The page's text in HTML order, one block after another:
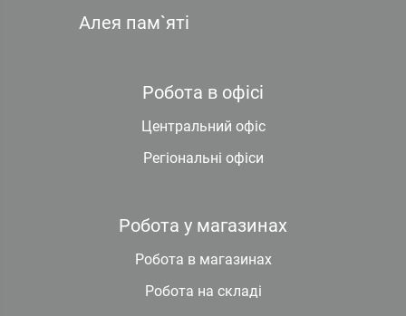
Алея пам`яті
Робота в офісі
Центральний офіс
Регіональні офіси
Робота у магазинах
Робота в магазинах
Робота на складі